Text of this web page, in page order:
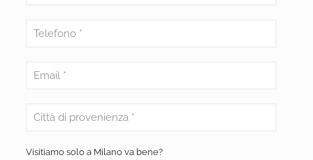
Visitiamo solo a Milano va bene?